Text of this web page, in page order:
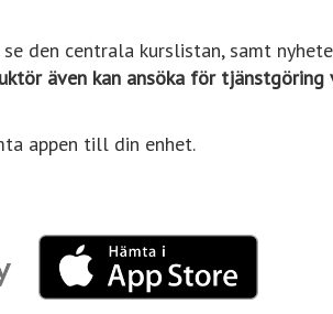
se den centrala kurslistan, samt
även kan ansöka för tjänstgöring
appen till din enhet.